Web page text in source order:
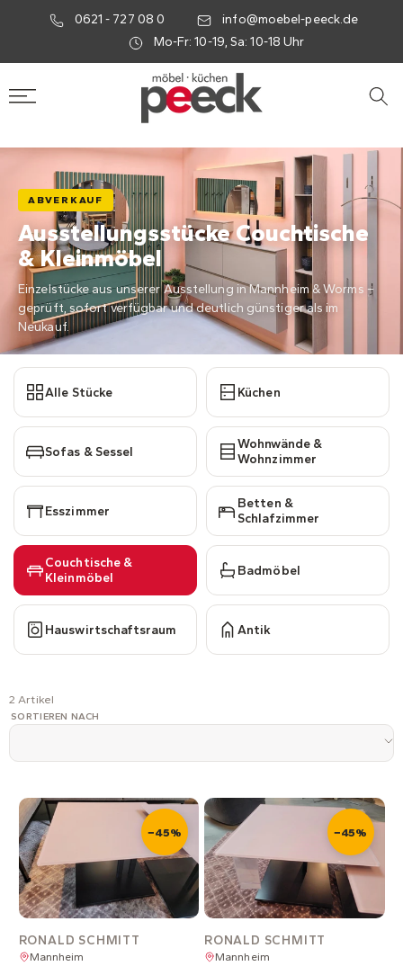
0621 - 727 08 0
info@moebel-peeck.de
Mo-Fr: 10-19, Sa: 10-18 Uhr
ABVERKAUF
Ausstellungsstücke Couchtische
& Kleinmöbel
Einzelstücke aus unserer Ausstellung in Mannheim & Worms –
geprüft, sofort verfügbar und deutlich günstiger als im
Neukauf.
Alle Stücke Küchen
Sofas & Sessel
Wohnwände &
Wohnzimmer
Esszimmer
Betten &
Schlafzimmer
Couchtische &
Kleinmöbel
Badmöbel
Hauswirtschaftsraum Antik
2 Artikel
SORTIEREN NACH
−45%
RONALD SCHMITT
Mannheim
−45%
RONALD SCHMITT
Mannheim